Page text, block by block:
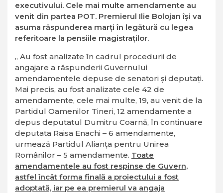
executivului. Cele mai multe amendamente au
venit din partea POT. Premierul Ilie Bolojan îşi va
asuma răspunderea marți în legătură cu legea
referitoare la pensiile magistraţilor.
„ Au fost analizate în cadrul procedurii de
angajare a răspunderii Guvernului
amendamentele depuse de senatori şi deputaţi.
Mai precis, au fost analizate cele 42 de
amendamente, cele mai multe, 19, au venit de la
Partidul Oamenilor Tineri, 12 amendamente a
depus deputatul Dumitru Coarnă, în continuare
deputata Raisa Enachi – 6 amendamente,
urmează Partidul Alianţa pentru Unirea
Românilor – 5 amendamente. Toate
amendamentele au fost respinse de Guvern,
astfel încât forma finală a proiectului a fost
adoptată, iar pe ea premierul va angaja